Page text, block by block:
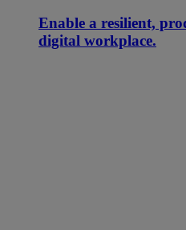
Enable a resilient,
digital workplace.